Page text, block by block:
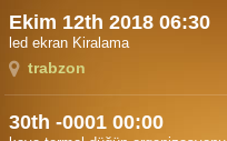
Ekim 12th 2018 06:30
led ekran Kiralama
trabzon
30th -0001 00:00